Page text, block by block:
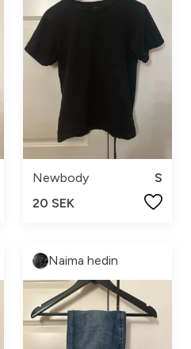
Newbody
S
20 SEK
Naima hedin